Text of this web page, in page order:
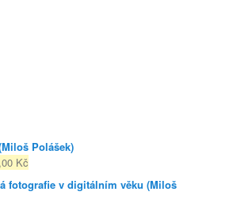
Polášek)
Kč
fotografie v digitálním věku (Miloš